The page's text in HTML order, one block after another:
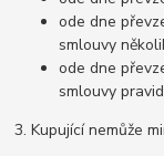
ode dne
smlouvy
ode dne
smlouvy
3. Kupující nemůže